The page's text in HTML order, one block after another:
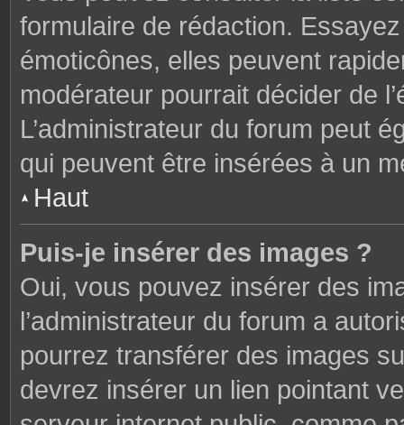
formulaire de rédaction.
émoticônes, elles peuvent
modérateur pourrait décider de
L’administrateur du forum peut
qui peuvent être insérées à un
Haut
Puis-je insérer des images ?
Oui, vous pouvez insérer des
l’administrateur du forum a
pourrez transférer des images
devrez insérer un lien pointant